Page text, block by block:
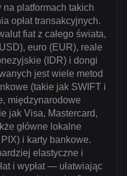
na platformach takich
opłat transakcyjnych.
fiat z całego świata,
euro (EUR), reale
(IDR) i dongi
jest wiele metod
(takie jak SWIFT i
międzynarodowe
jak Visa, Mastercard,
główne lokalne
i karty bankowe.
elastyczne i
i wypłat — ułatwiając